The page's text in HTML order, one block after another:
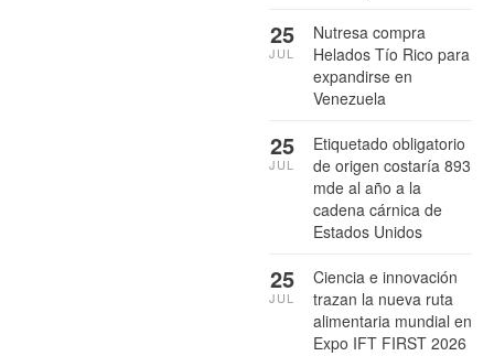
Nutresa compra
Helados Tío Rico para
expandirse en
Venezuela
25
JUL
Etiquetado obligatorio
de origen costaría 893
mde al año a la
cadena cárnica de
Estados Unidos
25
JUL
Ciencia e innovación
trazan la nueva ruta
alimentaria mundial en
Expo IFT FIRST 2026
25
JUL